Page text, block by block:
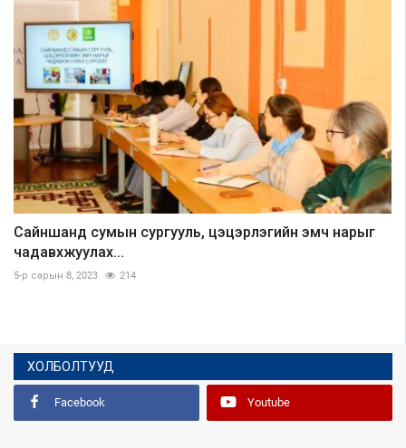
Сайншанд сумын сургууль, цэцэрлэгийн эмч нарыг
чадавхжуулах...
5-р сарын 8, 2023 214
ХОЛБОЛТУУД
Facebook Youtube